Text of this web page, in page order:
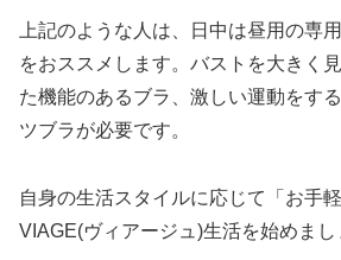
上記のような人は、日中は昼用の専
をおススメします。バストを大きく
た機能のあるブラ、激しい運動をす
ツブラが必要です。
自身の生活スタイルに応じて「お手
VIAGE(ヴィアージュ)生活を始めまし